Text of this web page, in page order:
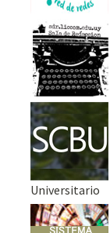
Universitario